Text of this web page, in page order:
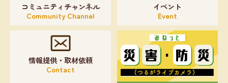
コミュニティチャンネル
Community Channel
イベント
Event
情報提供・取材依頼
Contact